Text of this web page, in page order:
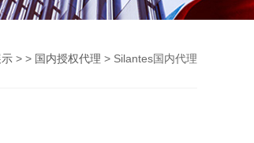
> > 国内授权代理 > Silantes国内代理